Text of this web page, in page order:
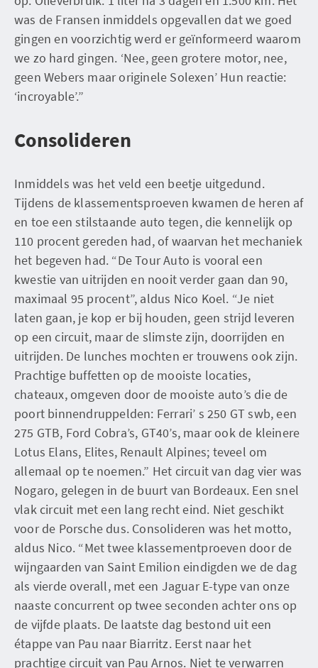
was de Fransen inmiddels opgevallen dat we goed
gingen en voorzichtig werd er geïnformeerd waarom
we zo hard gingen. ‘Nee, geen grotere motor, nee,
geen Webers maar originele Solexen’ Hun reactie:
‘incroyable’.”
Consolideren
Inmiddels was het veld een beetje uitgedund.
Tijdens de klassementsproeven kwamen de heren af
en toe een stilstaande auto tegen, die kennelijk op
110 procent gereden had, of waarvan het mechaniek
het begeven had. “De Tour Auto is vooral een
kwestie van uitrijden en nooit verder gaan dan 90,
maximaal 95 procent”, aldus Nico Koel. “Je niet
laten gaan, je kop er bij houden, geen strijd leveren
op een circuit, maar de slimste zijn, doorrijden en
uitrijden. De lunches mochten er trouwens ook zijn.
Prachtige buffetten op de mooiste locaties,
chateaux, omgeven door de mooiste auto’s die de
poort binnendruppelden: Ferrari’ s 250 GT swb, een
275 GTB, Ford Cobra’s, GT40’s, maar ook de kleinere
Lotus Elans, Elites, Renault Alpines; teveel om
allemaal op te noemen.” Het circuit van dag vier was
Nogaro, gelegen in de buurt van Bordeaux. Een snel
vlak circuit met een lang recht eind. Niet geschikt
voor de Porsche dus. Consolideren was het motto,
aldus Nico. “Met twee klassementproeven door de
wijngaarden van Saint Emilion eindigden we de dag
als vierde overall, met een Jaguar E-type van onze
naaste concurrent op twee seconden achter ons op
de vijfde plaats. De laatste dag bestond uit een
étappe van Pau naar Biarritz. Eerst naar het
prachtige circuit van Pau Arnos. Niet te verwarren